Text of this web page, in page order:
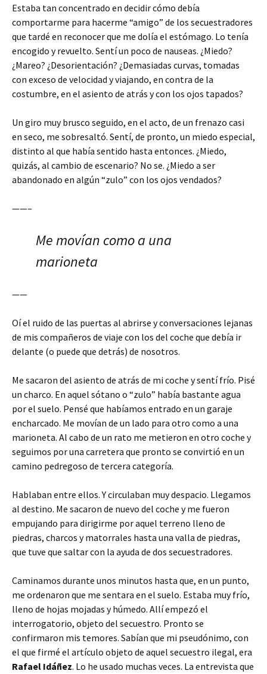
Estaba tan concentrado en decidir cómo debía
comportarme para hacerme “amigo” de los secuestradores
que tardé en reconocer que me dolía el estómago. Lo tenía
encogido y revuelto. Sentí un poco de nauseas. ¿Miedo?
¿Mareo? ¿Desorientación? ¿Demasiadas curvas, tomadas
con exceso de velocidad y viajando, en contra de la
costumbre, en el asiento de atrás y con los ojos tapados?
Un giro muy brusco seguido, en el acto, de un frenazo casi
en seco, me sobresaltó. Sentí, de pronto, un miedo especial,
distinto al que había sentido hasta entonces. ¿Miedo,
quizás, al cambio de escenario? No se. ¿Miedo a ser
abandonado en algún “zulo” con los ojos vendados?
——–
Me movían como a una
marioneta
——
Oí el ruido de las puertas al abrirse y conversaciones lejanas
de mis compañeros de viaje con los del coche que debía ir
delante (o puede que detrás) de nosotros.
Me sacaron del asiento de atrás de mi coche y sentí frío. Pisé
un charco. En aquel sótano o “zulo” había bastante agua
por el suelo. Pensé que habíamos entrado en un garaje
encharcado. Me movían de un lado para otro como a una
marioneta. Al cabo de un rato me metieron en otro coche y
seguimos por una carretera que pronto se convirtió en un
camino pedregoso de tercera categoría.
Hablaban entre ellos. Y circulaban muy despacio. Llegamos
al destino. Me sacaron de nuevo del coche y me fueron
empujando para dirigirme por aquel terreno lleno de
piedras, charcos y matorrales hasta una valla de piedras,
que tuve que saltar con la ayuda de dos secuestradores.
Caminamos durante unos minutos hasta que, en un punto,
me ordenaron que me sentara en el suelo. Estaba muy frío,
lleno de hojas mojadas y húmedo. Allí empezó el
interrogatorio, objeto del secuestro. Pronto se
confirmaron mis temores. Sabían que mi pseudónimo, con
el que firmé el artículo objeto de aquel secuestro ilegal, era
Rafael Idáñez. Lo he usado muchas veces. La entrevista que